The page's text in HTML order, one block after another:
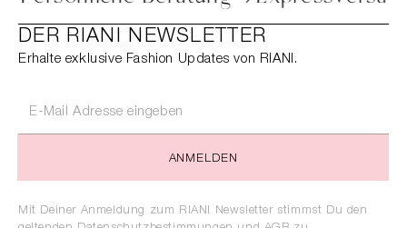
DER RIANI NEWSLETTER
Erhalte exklusive Fashion Updates von RIANI.
ANMELDEN
Mit Deiner Anmeldung zum RIANI Newsletter stimmst Du den